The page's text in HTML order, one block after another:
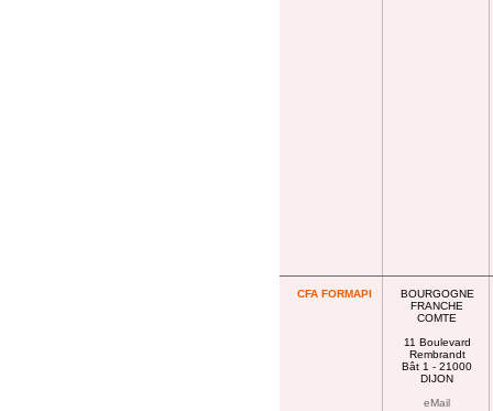
CFA FORMAPI
BOURGOGNE
FRANCHE
COMTE
11 Boulevard
Rembrandt
Bât 1 - 21000
DIJON
eMail